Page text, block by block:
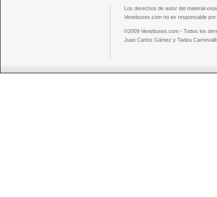
Los derechos de autor del material
Venebuses.com no es responsable
©2009 Venebuses.com - Todos los
Juan Carlos Gámez y Tadeu Carnevalli